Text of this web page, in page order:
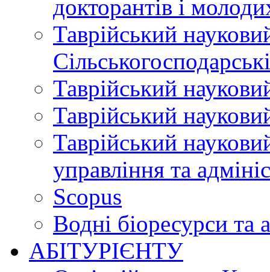
докторантів і
Таврійський
Таврійський
Таврійський
Таврійський
управління та
Scopus
Водні біоресурси та
АБІТУРІЄНТУ